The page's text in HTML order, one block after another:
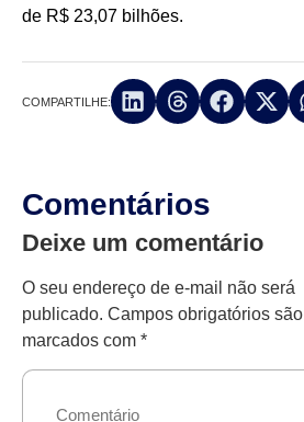
de R$ 23,07 bilhões.
COMPARTILHE:
Comentários
Deixe um comentário
O seu endereço de e-mail não será
publicado. Campos obrigatórios são
marcados com *